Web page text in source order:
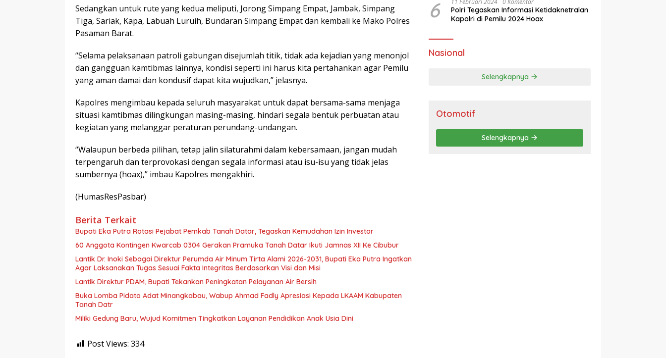
Sedangkan untuk rute yang kedua meliputi, Jorong Simpang Empat, Jambak, Simpang
Tiga, Sariak, Kapa, Labuah Luruih, Bundaran Simpang Empat dan kembali ke Mako Polres
Pasaman Barat.
“Selama pelaksanaan patroli gabungan disejumlah titik, tidak ada kejadian yang menonjol
dan gangguan kamtibmas lainnya, kondisi seperti ini harus kita pertahankan agar Pemilu
yang aman damai dan kondusif dapat kita wujudkan,” jelasnya.
Kapolres mengimbau kepada seluruh masyarakat untuk dapat bersama-sama menjaga
situasi kamtibmas dilingkungan masing-masing, hindari segala bentuk perbuatan atau
kegiatan yang melanggar peraturan perundang-undangan.
“Walaupun berbeda pilihan, tetap jalin silaturahmi dalam kebersamaan, jangan mudah
terpengaruh dan terprovokasi dengan segala informasi atau isu-isu yang tidak jelas
sumbernya (hoax),” imbau Kapolres mengakhiri.
(HumasResPasbar)
Berita Terkait
Bupati Eka Putra Rotasi Pejabat Pemkab Tanah Datar, Tegaskan Kemudahan Izin Investor
60 Anggota Kontingen Kwarcab 0304 Gerakan Pramuka Tanah Datar Ikuti Jamnas XII Ke Cibubur
Lantik Dr. Inoki Sebagai Direktur Perumda Air Minum Tirta Alami 2026-2031, Bupati Eka Putra Ingatkan
Agar Laksanakan Tugas Sesuai Fakta Integritas Berdasarkan Visi dan Misi
Lantik Direktur PDAM, Bupati Tekankan Peningkatan Pelayanan Air Bersih
Buka Lomba Pidato Adat Minangkabau, Wabup Ahmad Fadly Apresiasi Kepada LKAAM Kabupaten
Tanah Datr
Miliki Gedung Baru, Wujud Komitmen Tingkatkan Layanan Pendidikan Anak Usia Dini
Post Views: 334
6 11 Februari 2024 0 Komentar
Polri Tegaskan Informasi Ketidaknetralan
Kapolri di Pemilu 2024 Hoax
Nasional
Selengkapnya
Otomotif
Selengkapnya